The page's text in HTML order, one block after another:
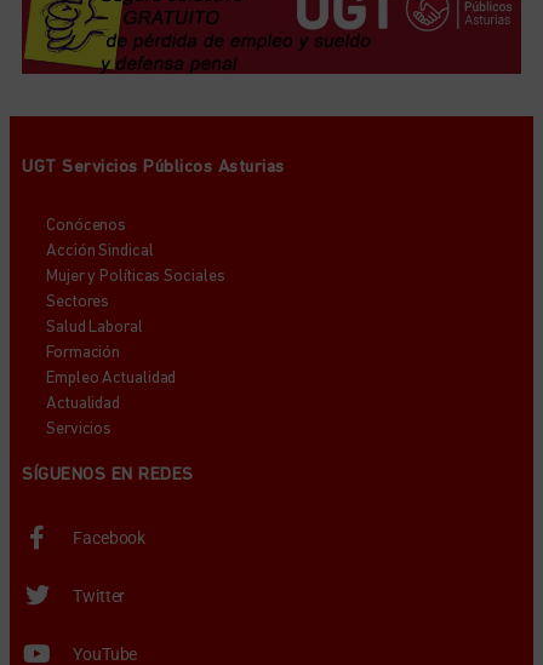
UGT Servicios Públicos Asturias
Conócenos
Acción Sindical
Mujer y Políticas Sociales
Sectores
Salud Laboral
Formación
Empleo Actualidad
Actualidad
Servicios
SÍGUENOS EN REDES
Facebook
Twitter
YouTube